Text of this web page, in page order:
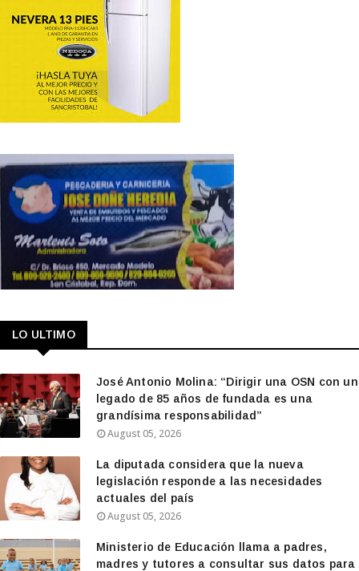
LO ULTIMO
José Antonio Molina: “Dirigir una OSN con un
legado de 85 años de fundada es una
grandísima responsabilidad”
August 05, 2026
La diputada considera que la nueva
legislación responde a las necesidades
actuales del país
August 05, 2026
Ministerio de Educación llama a padres,
madres y tutores a consultar sus datos para